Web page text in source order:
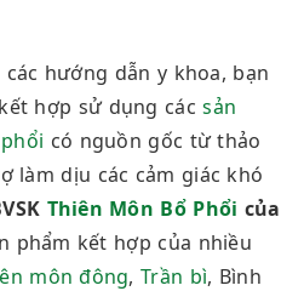
hướng dẫn y khoa, bạn
hợp sử dụng cácsản
có nguồn gốc từ thảo
làm dịu các cảm giác khó
Thiên Môn Bổ Phổi của
phẩm kết hợp của nhiều
môn đông,Trần bì, Bình